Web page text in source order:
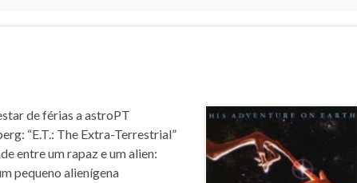
de férias a astroPT
“E.T.: The Extra-Terrestrial”
entre um rapaz e um alien:
pequeno alienígena